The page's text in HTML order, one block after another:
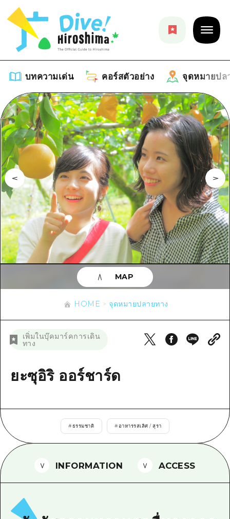
บทความเด่น คอร์สตัวอย่าง จุดหมายปล
บทความเด่น
รายการ
คำแนะนำ
ศิลปะ
งานอีเว้นท์ / เทศกาล
อาหารรสเลิศ / สุรา
การปั่นจักรยาน
ช้อปปิ้ง
กีฬา
สถานบันเทิงยามค่ำคืน
มาตรฐาน
การรักษา
ธรรมชาติ
คอร์สตัวอย่าง
รายการ
คู่มือ Dive! Hiroshima
ฮิโรชิม่า โมชิ โมชิ ทราเวล
บริเวณรอบเมืองฮิโรชิม่า
อากิ
บิงโก
บริเวณรอบๆ มิยาจิมะ
จุดหมายปลายทาง
รายการ
บริเวณรอบเมืองฮิโรชิม่า
อากิ
บิงโก
บิโฮคุ
เกโฮคุ
จังหวัดเอฮิเมะ
อีเว้นท์
ข้อมูลตามฤดูกาล
ข้อมูลที่เป็นประโยชน์
รายการ
เข้าถึงเข้าถึง
สรุปการจราจรรอง
ตั๋วเที่ยวคุ้มค่าตั๋วเที่ยวคุ้มค่า
ฮิโรชิม่า ฟรี Wi-Fi
ข่าว
HOME จุดหมายปลายทาง
เพิ่มในบุ๊คมาร์คการเดิน
ทาง
ยะซุอิริ ออร์ชาร์ด
#ธรรมชาติ # อาหารรสเลิศ / สุรา
MAP
INFORMATION ACCESS